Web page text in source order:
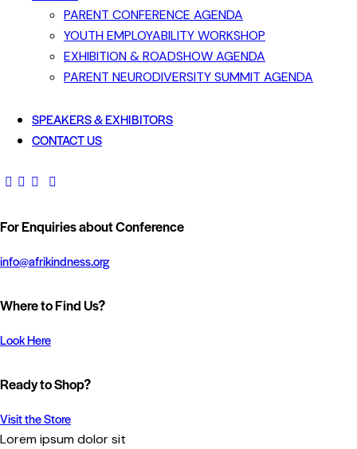
PARENT CONFERENCE AGENDA
YOUTH EMPLOYABILITY WORKSHOP
EXHIBITION & ROADSHOW AGENDA
PARENT NEURODIVERSITY SUMMIT AGENDA
SPEAKERS & EXHIBITORS
CONTACT US
For Enquiries about Conference
info@afrikindness.org
Where to Find Us?
Look Here
Ready to Shop?
Visit the Store
Lorem ipsum dolor sit